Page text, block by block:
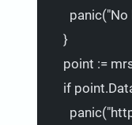
panic(
}
point :=
if
panic(